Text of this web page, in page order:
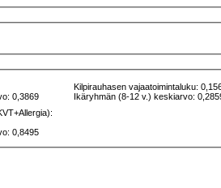
0,3869
Kilpirauhasen vajaatoimintaluku:
Ikäryhmän (8-12 v.) keskiarvo:
0,8495